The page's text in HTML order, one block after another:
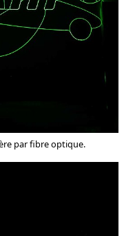
par fibre optique.